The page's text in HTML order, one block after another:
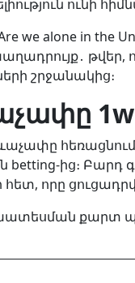
ունի
we alone in the
թվեր,
շրջանակից։
ից։ Բարդ
որը
քարտ